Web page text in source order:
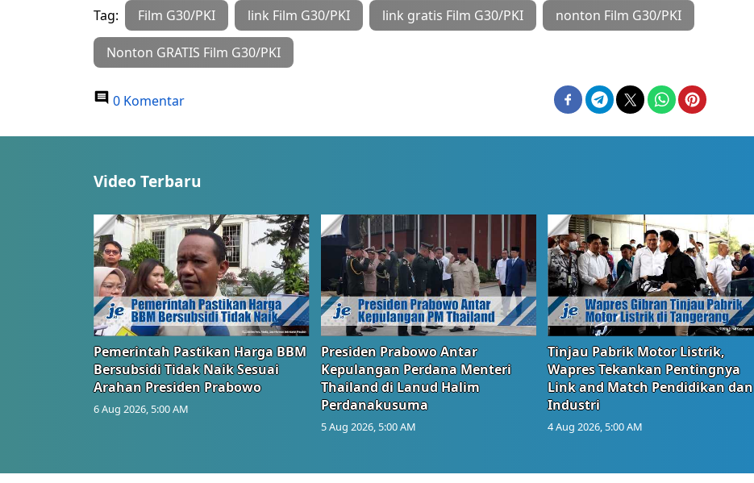
Tag: Film G30/PKI link Film G30/PKI link gratis Film G30/PKI nonton Film G30/PKI
Nonton GRATIS Film G30/PKI
0 Komentar
Video Terbaru
Pemerintah Pastikan Harga BBM
Bersubsidi Tidak Naik Sesuai
Arahan Presiden Prabowo
6 Aug 2026, 5:00 AM
Presiden Prabowo Antar
Kepulangan Perdana Menteri
Thailand di Lanud Halim
Perdanakusuma
5 Aug 2026, 5:00 AM
Tinjau Pabrik Motor Listrik,
Wapres Tekankan Pentingnya
Link and Match Pendidikan dan
Industri
4 Aug 2026, 5:00 AM